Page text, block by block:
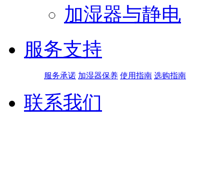
加湿器与静电
服务支持
服务承诺 加湿器保养 使用指南 选购指南
联系我们